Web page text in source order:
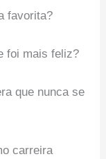
favorita?
foi mais feliz?
que nunca se
carreira